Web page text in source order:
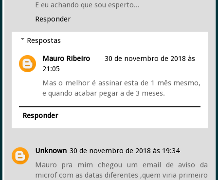
E eu achando que sou esperto...
Responder
Respostas
Mauro Ribeiro
30 de novembro de 2018 às
21:05
Mas o melhor é assinar esta de 1 mês mesmo,
e quando acabar pegar a de 3 meses.
Responder
Unknown 30 de novembro de 2018 às 19:34
Mauro pra mim chegou um email de aviso da
microf com as datas diferentes ,quem viria primeiro